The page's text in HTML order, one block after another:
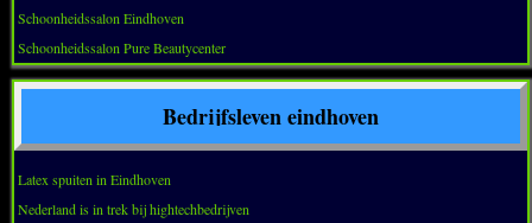
Schoonheidssalon Eindhoven
Schoonheidssalon Pure Beautycenter
Bedrijfsleven eindhoven
Latex spuiten in Eindhoven
Nederland is in trek bij hightechbedrijven